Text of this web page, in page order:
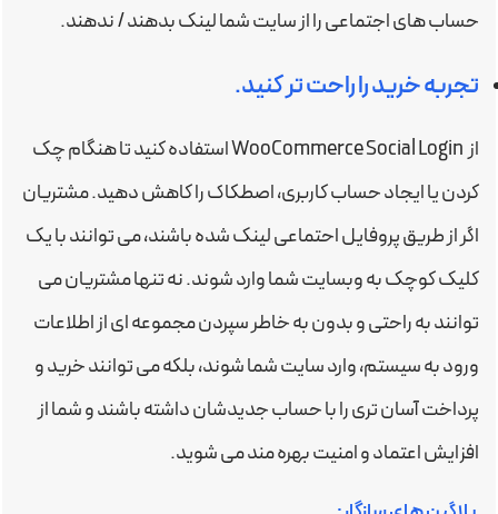
حساب های اجتماعی را از سایت شما لینک بدهند / ندهند.
تجربه خرید را راحت تر کنید.
از WooCommerce Social Login استفاده کنید تا هنگام چک
کردن یا ایجاد حساب کاربری، اصطکاک را کاهش دهید. مشتریان
اگر از طریق پروفایل احتماعی لینک شده باشند، می توانند با یک
کلیک کوچک به وبسایت شما وارد شوند. نه تنها مشتریان می
توانند به راحتی و بدون به خاطر سپردن مجموعه ای از اطلاعات
ورود به سیستم، وارد سایت شما شوند، بلکه می توانند خرید و
پرداخت آسان تری را با حساب جدیدشان داشته باشند و شما از
افزایش اعتماد و امنیت بهره مند می شوید.